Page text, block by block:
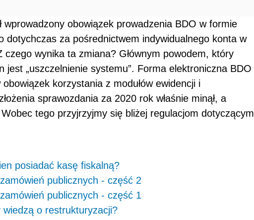
wprowadzony obowiązek prowadzenia BDO w formie
dotychczas za pośrednictwem indywidualnego konta w
wynika ta zmiana? Głównym powodem, który
jest „uszczelnienie systemu”. Forma elektroniczna BDO
korzystania z modułów ewidencji i
sprawozdania za 2020 rok właśnie minął, a
tego przyjrzyjmy się bliżej regulacjom dotyczącym
posiadać kasę fiskalną?
publicznych - część 2
publicznych - część 1
o restrukturyzacji?